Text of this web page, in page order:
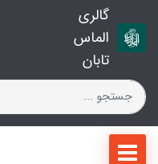
گالری
الماس
تابان